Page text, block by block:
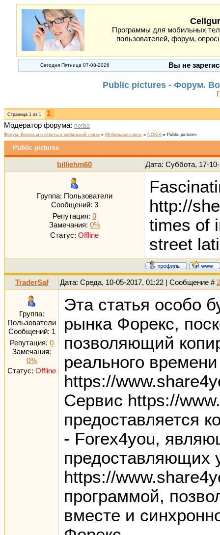
Программы для мобильных
пользователей, форум,
Сегодня Пятница 07-08-2026 Вы не
Public pictures - Форум.
Страница 1 из 1
1
Модератор форума: nerba
Форум. Вопросы и ответы о мобильной связи » Мобильная связь » NOKIA » Public pictures
Public pictures
billiehm60 Дата: Суббота, 17-
Группа: Пользователи
Сообщений: 3
Репутация: 0
Замечания: 0%
Статус: Offline
http://
times of
street
TraderSaf Дата: Среда, 10-05-2017, 01:22 | Сообщение # 2
Группа:
Пользователи
Сообщений: 1
Репутация: 0
Замечания:
0%
Статус: Offline
Эта статья особо
рынка Форекс,
позволяющий
реального
https://
Сервис https://
предоставляется
- Forex4you,
предоставляющих
https://
программой,
вместе и